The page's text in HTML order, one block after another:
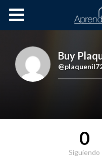
Cursos OnLine
Buy
0
Siguiendo